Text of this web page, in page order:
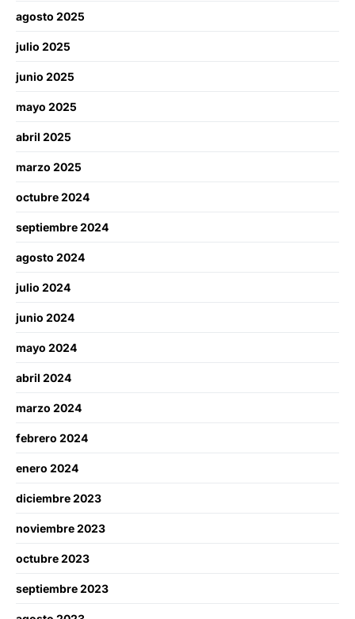
agosto 2025
julio 2025
junio 2025
mayo 2025
abril 2025
marzo 2025
octubre 2024
septiembre 2024
agosto 2024
julio 2024
junio 2024
mayo 2024
abril 2024
marzo 2024
febrero 2024
enero 2024
diciembre 2023
noviembre 2023
octubre 2023
septiembre 2023